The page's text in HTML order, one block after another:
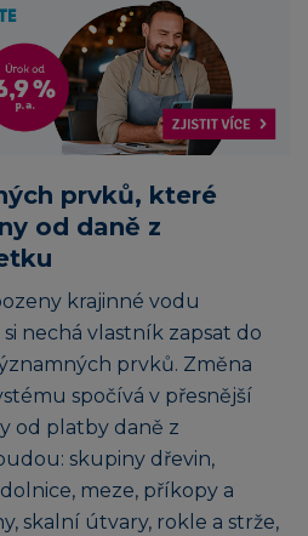
prvků, které
od daně z
krajinné vodu
nechá vlastník zapsat do
prvků. Změna
spočívá v přesnější
od platby daně z
skupiny dřevin,
meze, příkopy a
skalní útvary, rokle a strže,